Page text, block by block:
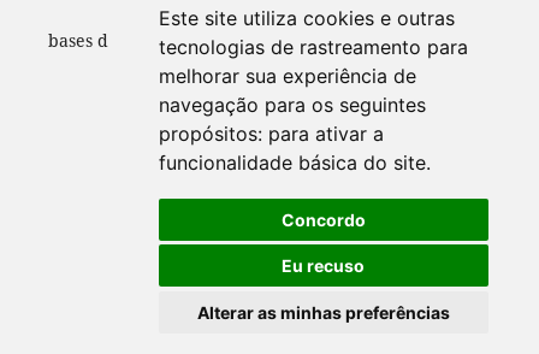
Este site utiliza cookies e outras
tecnologias de rastreamento para
melhorar sua experiência de
navegação para os seguintes
propósitos: para ativar a
funcionalidade básica do site.
Concordo
Eu recuso
Alterar as minhas preferências
Indexadores e
bases de dados: